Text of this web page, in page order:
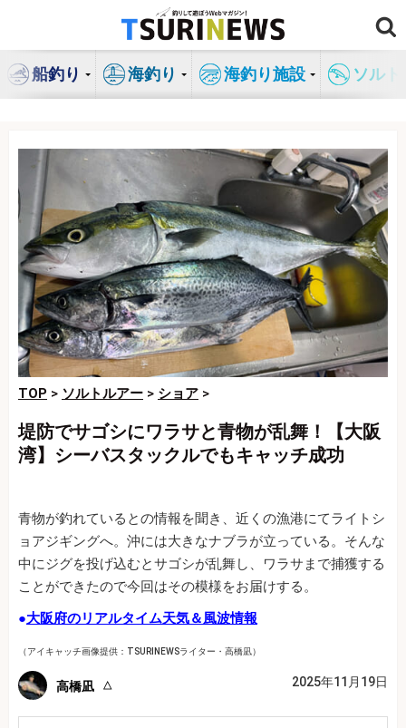
ン
船釣り 海釣り 海釣り施設 ソル
TOP > ソルトルアー > ショア >
堤防でサゴシにワラサと青物が乱舞！【大阪
湾】シーバスタックルでもキャッチ成功
青物が釣れているとの情報を聞き、近くの漁港にてライトシ
ョアジギングへ。沖には大きなナブラが立っている。そんな
中にジグを投げ込むとサゴシが乱舞し、ワラサまで捕獲する
ことができたので今回はその模様をお届けする。
●大阪府のリアルタイム天気＆風波情報
（アイキャッチ画像提供：TSURINEWSライター・高橋凪）
高橋凪 2025年11月19日